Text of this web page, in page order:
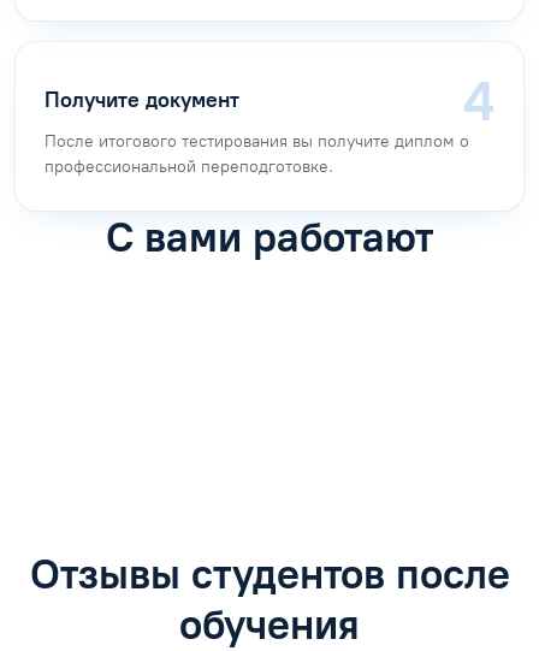
Получите документ
После итогового тестирования вы получите диплом о
профессиональной переподготовке.
С вами работают
Отзывы студентов после
обучения